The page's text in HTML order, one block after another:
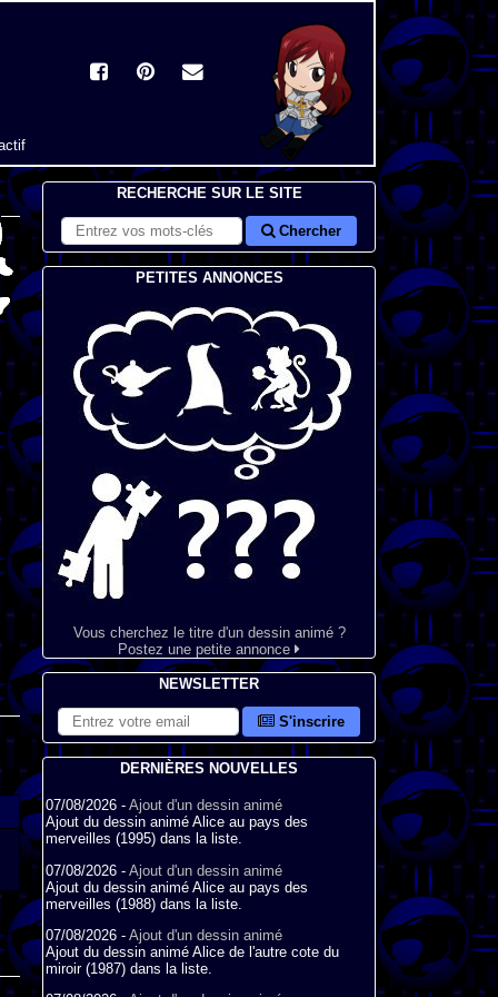
RECHERCHE SUR LE SITE
Chercher
PETITES ANNONCES
Vous cherchez le titre d'un dessin animé ?
Postez une petite annonce
NEWSLETTER
S'inscrire
DERNIÈRES NOUVELLES
07/08/2026 - Ajout d'un dessin animé
Ajout du dessin animé Alice au pays des
merveilles (1995) dans la liste.
07/08/2026 - Ajout d'un dessin animé
Ajout du dessin animé Alice au pays des
merveilles (1988) dans la liste.
07/08/2026 - Ajout d'un dessin animé
Ajout du dessin animé Alice de l'autre cote du
miroir (1987) dans la liste.